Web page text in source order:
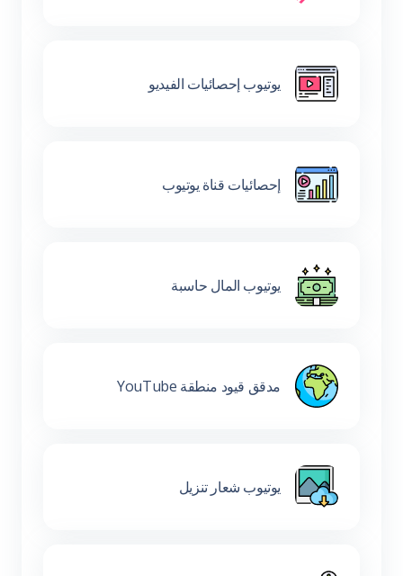
يوتيوب إحصائيات الفيديو
إحصائيات قناة يوتيوب
يوتيوب المال حاسبة
مدقق قيود منطقة YouTube
يوتيوب شعار تنزيل